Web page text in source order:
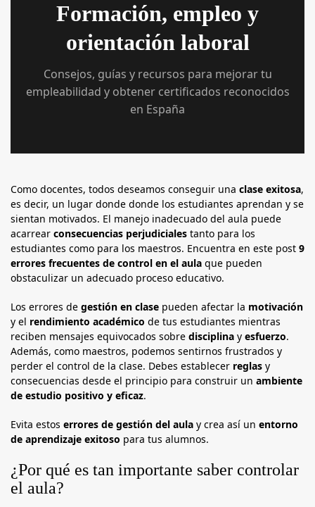
Formación, empleo y
orientación laboral
Consejos, guías y recursos para mejorar tu
empleabilidad y obtener certificados reconocidos
en España
Como docentes, todos deseamos conseguir una clase exitosa,
es decir, un lugar donde donde los estudiantes aprendan y se
sientan motivados. El manejo inadecuado del aula puede
acarrear consecuencias perjudiciales tanto para los
estudiantes como para los maestros. Encuentra en este post 9
errores frecuentes de control en el aula que pueden
obstaculizar un adecuado proceso educativo.
Los errores de gestión en clase pueden afectar la motivación
y el rendimiento académico de tus estudiantes mientras
reciben mensajes equivocados sobre disciplina y esfuerzo.
Además, como maestros, podemos sentirnos frustrados y
perder el control de la clase. Debes establecer reglas y
consecuencias desde el principio para construir un ambiente
de estudio positivo y eficaz.
Evita estos errores de gestión del aula y crea así un entorno
de aprendizaje exitoso para tus alumnos.
¿Por qué es tan importante saber controlar
el aula?